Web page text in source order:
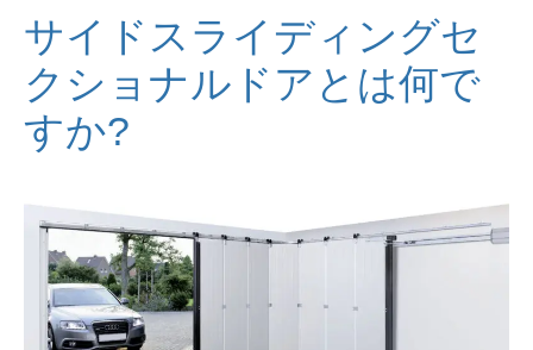
サイドスライディングセ
クショナルドアとは何で
すか?